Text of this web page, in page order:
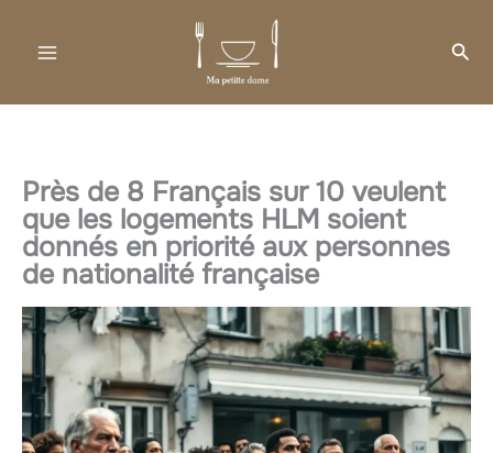
Près de 8 Français sur 10 veulent
que les logements HLM soient
donnés en priorité aux personnes
de nationalité française